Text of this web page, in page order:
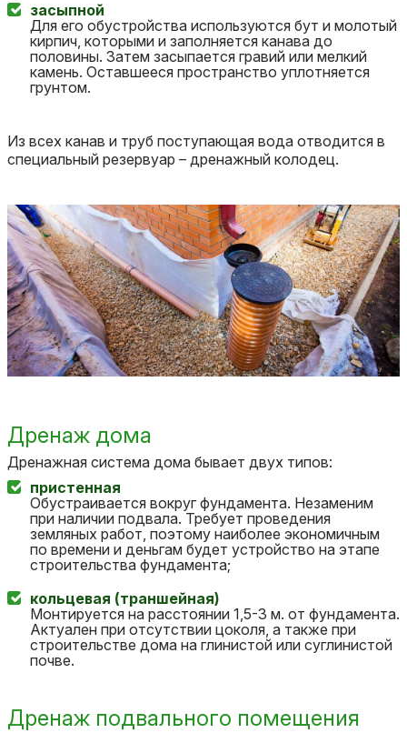
засыпной
Для его обустройства используются бут и молотый
кирпич, которыми и заполняется канава до
половины. Затем засыпается гравий или мелкий
камень. Оставшееся пространство уплотняется
грунтом.
Из всех канав и труб поступающая вода отводится в
специальный резервуар – дренажный колодец.
Дренаж дома
Дренажная система дома бывает двух типов:
пристенная
Обустраивается вокруг фундамента. Незаменим
при наличии подвала. Требует проведения
земляных работ, поэтому наиболее экономичным
по времени и деньгам будет устройство на этапе
строительства фундамента;
кольцевая (траншейная)
Монтируется на расстоянии 1,5-3 м. от фундамента.
Актуален при отсутствии цоколя, а также при
строительстве дома на глинистой или суглинистой
почве.
Дренаж подвального помещения